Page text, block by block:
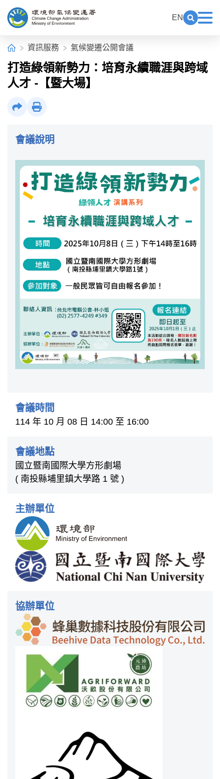
EN
首頁資訊服務 氣候變遷公開會議
打造綠領新勢力：培育永續職涯與跨域
人才 -【暨大場】
會議說明
會議時間
114 年 10 月 08 日 14:00 至 16:00
會議地點
國立暨南國際大學方形劇場
( 南投縣埔里鎮大學路 1 號 )
主辦單位
協辦單位